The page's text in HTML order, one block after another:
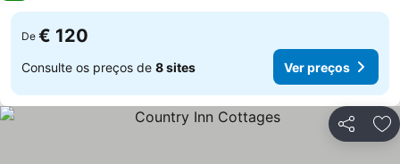
De € 120
Consulte os preços de 8 sites Ver preços
Partilhar